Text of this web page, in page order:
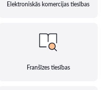
Elektroniskās komercijas tiesības
Franšīzes tiesības